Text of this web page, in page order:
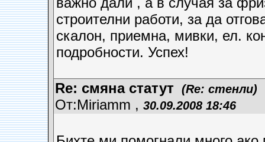
строителни работи, за да
скалон, приемна, мивки, ел.
подробности. Успех!
Re: смяна статут (Re: стенли)
От:Miriamm , 30.09.2008 18:46